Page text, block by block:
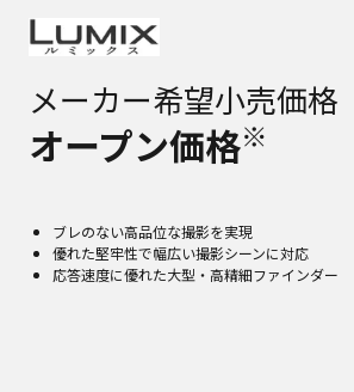
メーカー希望小売価格
オープン価格※
ブレのない高品位な撮影を実現
優れた堅牢性で幅広い撮影シーンに対応
応答速度に優れた大型・高精細ファインダー